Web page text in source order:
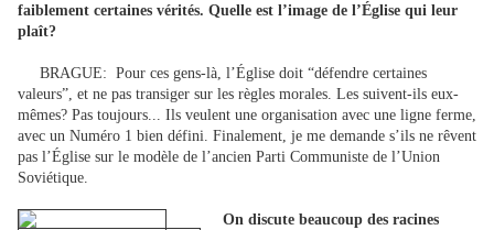
faiblement certaines vérités. Quelle est l’image de l’Église qui leur
plaît?
BRAGUE: Pour ces gens-là, l’Église doit “défendre certaines
valeurs”, et ne pas transiger sur les règles morales. Les suivent-ils eux-
mêmes? Pas toujours... Ils veulent une organisation avec une ligne ferme,
avec un Numéro 1 bien défini. Finalement, je me demande s’ils ne rêvent
pas l’Église sur le modèle de l’ancien Parti Communiste de l’Union
Soviétique.
On discute beaucoup des racines